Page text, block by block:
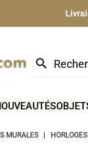
search
MURALES